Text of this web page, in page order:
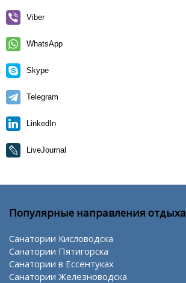
Viber
WhatsApp
Skype
Telegram
LinkedIn
LiveJournal
Популярные направления отдыха
Санатории Кисловодска
Санатории Пятигорска
Санатории в Ессентуках
Санатории Железноводска